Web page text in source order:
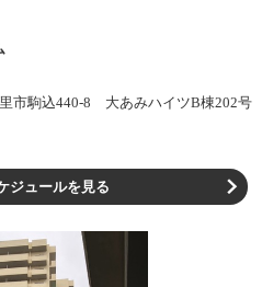
市駒込440-8 大あみハイツB棟202号
ジュールを見る